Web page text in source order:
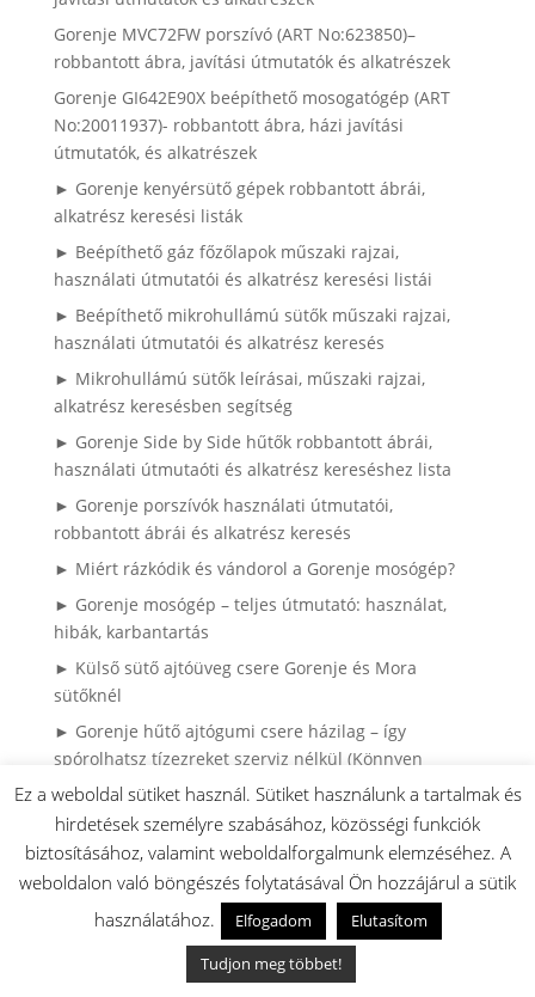
Gorenje MVC72FW porszívó (ART No:623850)–
robbantott ábra, javítási útmutatók és alkatrészek
Gorenje GI642E90X beépíthető mosogatógép (ART
No:20011937)- robbantott ábra, házi javítási
útmutatók, és alkatrészek
► Gorenje kenyérsütő gépek robbantott ábrái,
alkatrész keresési listák
► Beépíthető gáz főzőlapok műszaki rajzai,
használati útmutatói és alkatrész keresési listái
► Beépíthető mikrohullámú sütők műszaki rajzai,
használati útmutatói és alkatrész keresés
► Mikrohullámú sütők leírásai, műszaki rajzai,
alkatrész keresésben segítség
► Gorenje Side by Side hűtők robbantott ábrái,
használati útmutaóti és alkatrész kereséshez lista
► Gorenje porszívók használati útmutatói,
robbantott ábrái és alkatrész keresés
► Miért rázkódik és vándorol a Gorenje mosógép?
► Gorenje mosógép – teljes útmutató: használat,
hibák, karbantartás
► Külső sütő ajtóüveg csere Gorenje és Mora
sütőknél
► Gorenje hűtő ajtógumi csere házilag – így
spórolhatsz tízezreket szerviz nélkül (Könnyen
cserélhető (hornyos) kivitel)
► Gyakran Ismételt Kérdések (GYIK)
► Ragyogó Gázfőzőlap, Karcok Nélkül? – A Profi
Tisztítás Első Lépései
► HISENSE / GORENJE klíma robbantott ábrák
► Gorenje bojler robbantott ábrák, és használati
Ez a weboldal sütiket használ. Sütiket használunk a tartalmak és
hirdetések személyre szabásához, közösségi funkciók
biztosításához, valamint weboldalforgalmunk elemzéséhez. A
weboldalon való böngészés folytatásával Ön hozzájárul a sütik
használatához.
Elfogadom
Elutasítom
Tudjon meg többet!